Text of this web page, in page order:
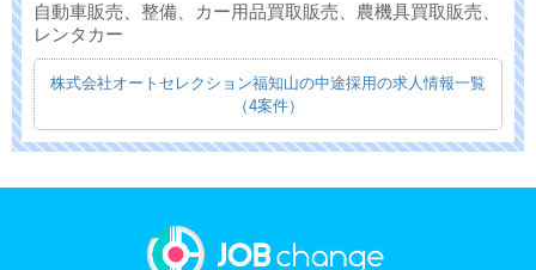
自動車販売、整備、カー用品買取販売、農機具買取販売、
レンタカー
株式会社オートセレクション福知山の中途採用の求人情報一覧
（4案件）